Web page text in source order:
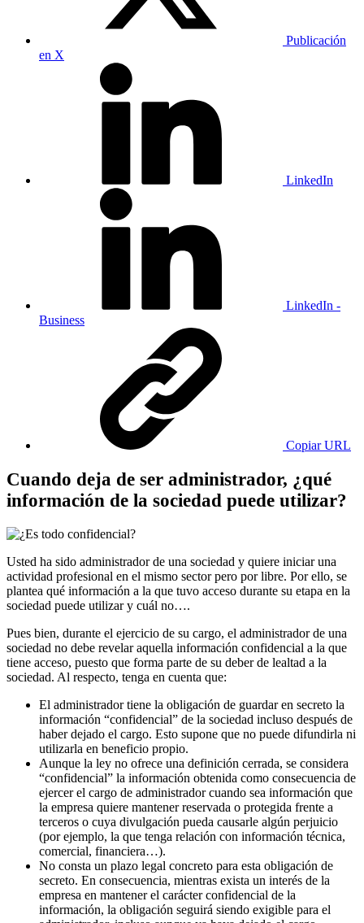
Publicación
en X
LinkedIn
LinkedIn -
Business
Copiar URL
Cuando deja de ser administrador, ¿qué
información de la sociedad puede utilizar?
Usted ha sido administrador de una sociedad y quiere iniciar una
actividad profesional en el mismo sector pero por libre. Por ello, se
plantea qué información a la que tuvo acceso durante su etapa en la
sociedad puede utilizar y cuál no….
Pues bien, durante el ejercicio de su cargo, el administrador de una
sociedad no debe revelar aquella información confidencial a la que
tiene acceso, puesto que forma parte de su deber de lealtad a la
sociedad. Al respecto, tenga en cuenta que:
El administrador tiene la obligación de guardar en secreto la
información “confidencial” de la sociedad incluso después de
haber dejado el cargo. Esto supone que no puede difundirla ni
utilizarla en beneficio propio.
Aunque la ley no ofrece una definición cerrada, se considera
“confidencial” la información obtenida como consecuencia de
ejercer el cargo de administrador cuando sea información que
la empresa quiere mantener reservada o protegida frente a
terceros o cuya divulgación pueda causarle algún perjuicio
(por ejemplo, la que tenga relación con información técnica,
comercial, financiera…).
No consta un plazo legal concreto para esta obligación de
secreto. En consecuencia, mientras exista un interés de la
empresa en mantener el carácter confidencial de la
información, la obligación seguirá siendo exigible para el